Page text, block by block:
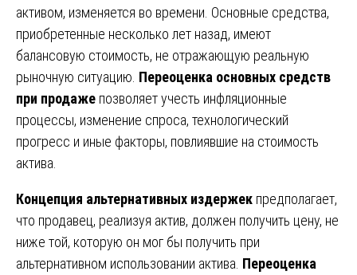
активом, изменяется во времени. Основные средства,
приобретенные несколько лет назад, имеют
балансовую стоимость, не отражающую реальную
рыночную ситуацию. Переоценка основных средств
при продаже позволяет учесть инфляционные
процессы, изменение спроса, технологический
прогресс и иные факторы, повлиявшие на стоимость
актива.
Концепция альтернативных издержек предполагает,
что продавец, реализуя актив, должен получить цену, не
ниже той, которую он мог бы получить при
альтернативном использовании актива. Переоценка